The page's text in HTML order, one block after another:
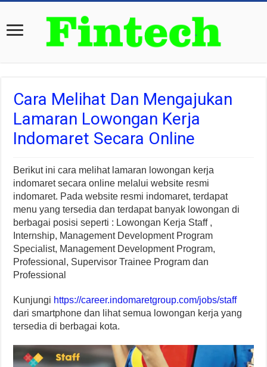
Cara Melihat Dan Mengajukan
Lamaran Lowongan Kerja
Indomaret Secara Online
Berikut ini cara melihat lamaran lowongan kerja
indomaret secara online melalui website resmi
indomaret. Pada website resmi indomaret, terdapat
menu yang tersedia dan terdapat banyak lowongan di
berbagai posisi seperti : Lowongan Kerja Staff ,
Internship, Management Development Program
Specialist, Management Development Program,
Professional, Supervisor Trainee Program dan
Professional
Kunjungi https://career.indomaretgroup.com/jobs/staff
dari smartphone dan lihat semua lowongan kerja yang
tersedia di berbagai kota.